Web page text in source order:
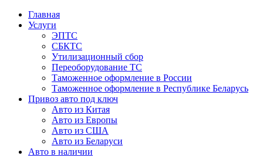
Главная
Услуги
ЭПТС
СБКТС
Утилизационный сбор
Переоборудование ТС
Таможенное оформление в России
Таможенное оформление в Республике Беларусь
Привоз авто под ключ
Авто из Китая
Авто из Европы
Авто из США
Авто из Беларуси
Авто в наличии